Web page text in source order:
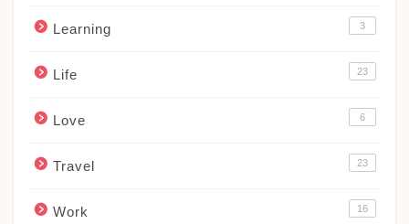
Learning 3
Life 23
Love 6
Travel 23
Work 16